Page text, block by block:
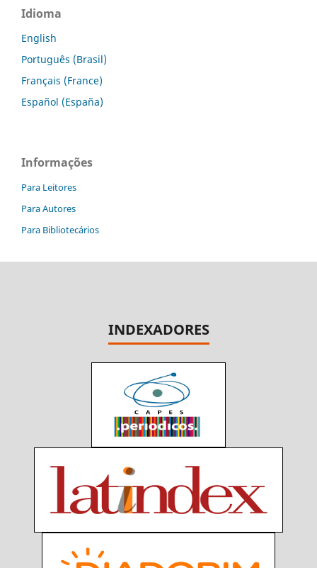
Idioma
English
Português (Brasil)
Français (France)
Español (España)
Informações
Para Leitores
Para Autores
Para Bibliotecários
INDEXADORES